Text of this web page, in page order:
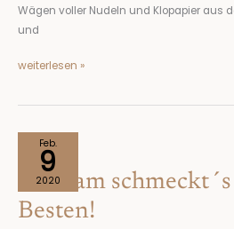
Wägen voller Nudeln und Klopapier aus
und
weiterlesen »
Feb.
9
2020
Dahoam
Besten!
Dahoam
schmeckt
einfach
am